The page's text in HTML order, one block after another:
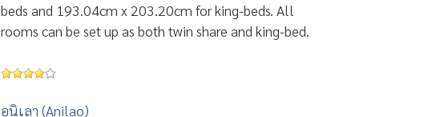
beds and 193.04cm x 203.20cm for king-beds. All
rooms can be set up as both twin share and king-bed.
อนิเลา (Anilao)